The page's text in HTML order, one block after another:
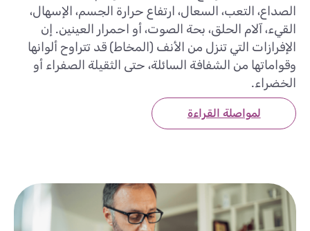
الصداع، التعب، السعال، ارتفاع حرارة الجسم، الإسهال،
القيء، آلام الحلق، بحة الصوت، أو احمرار العينين. إن
الإفرازات التي تنزل من الأنف (المخاط) قد تتراوح ألوانها
وقواماتها من الشفافة السائلة، حتى الثقيلة الصفراء أو
الخضراء.
لمواصلة القراءة